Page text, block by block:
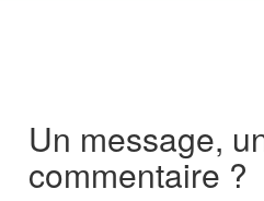
Un message,
commentaire ?